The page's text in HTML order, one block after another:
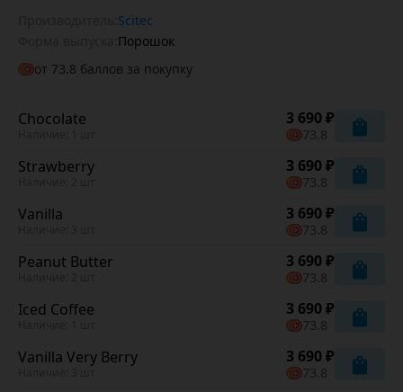
Scitec
Порошок
от 73.8 баллов за покупку
Chocolate 3 690 ₽
73.8
Strawberry 3 690 ₽
73.8
Vanilla 3 690 ₽
73.8
Peanut Butter 3 690 ₽
73.8
Iced Coffee 3 690 ₽
73.8
Vanilla Very Berry 3 690 ₽
73.8